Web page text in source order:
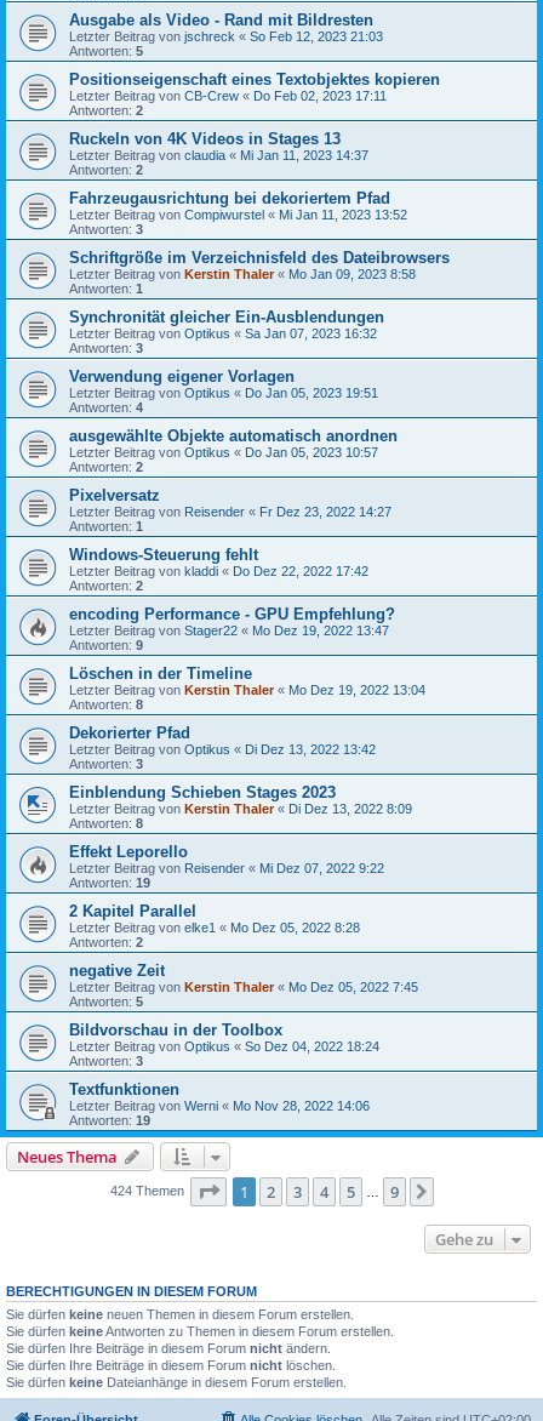
Ausgabe als Video - Rand mit Bildresten
Letzter Beitrag von jschreck « So Feb 12, 2023 21:03
Antworten: 5
Positionseigenschaft eines Textobjektes kopieren
Letzter Beitrag von CB-Crew « Do Feb 02, 2023 17:11
Antworten: 2
Ruckeln von 4K Videos in Stages 13
Letzter Beitrag von claudia « Mi Jan 11, 2023 14:37
Antworten: 2
Fahrzeugausrichtung bei dekoriertem Pfad
Letzter Beitrag von Compiwurstel « Mi Jan 11, 2023 13:52
Antworten: 3
Schriftgröße im Verzeichnisfeld des Dateibrowsers
Letzter Beitrag von Kerstin Thaler« Mo Jan 09, 2023 8:58
Antworten: 1
Synchronität gleicher Ein-Ausblendungen
Letzter Beitrag von Optikus « Sa Jan 07, 2023 16:32
Antworten: 3
Verwendung eigener Vorlagen
Letzter Beitrag von Optikus « Do Jan 05, 2023 19:51
Antworten: 4
ausgewählte Objekte automatisch anordnen
Letzter Beitrag von Optikus « Do Jan 05, 2023 10:57
Antworten: 2
Pixelversatz
Letzter Beitrag von Reisender « Fr Dez 23, 2022 14:27
Antworten: 1
Windows-Steuerung fehlt
Letzter Beitrag von kladdi « Do Dez 22, 2022 17:42
Antworten: 2
encoding Performance - GPU Empfehlung?
Letzter Beitrag von Stager22 « Mo Dez 19, 2022 13:47
Antworten: 9
Löschen in der Timeline
Letzter Beitrag von Kerstin Thaler« Mo Dez 19, 2022 13:04
Antworten: 8
Dekorierter Pfad
Letzter Beitrag von Optikus « Di Dez 13, 2022 13:42
Antworten: 3
Einblendung Schieben Stages 2023
Letzter Beitrag von Kerstin Thaler« Di Dez 13, 2022 8:09
Antworten: 8
Effekt Leporello
Letzter Beitrag von Reisender « Mi Dez 07, 2022 9:22
Antworten: 19
2 Kapitel Parallel
Letzter Beitrag von elke1 « Mo Dez 05, 2022 8:28
Antworten: 2
negative Zeit
Letzter Beitrag von Kerstin Thaler« Mo Dez 05, 2022 7:45
Antworten: 5
Bildvorschau in der Toolbox
Letzter Beitrag von Optikus « So Dez 04, 2022 18:24
Antworten: 3
Textfunktionen
Letzter Beitrag von Werni « Mo Nov 28, 2022 14:06
Antworten: 19
Neues Thema
424 Themen Seite 1von
1 2 3 4 5 9
Gehe zu
BERECHTIGUNGEN IN DIESEM FORUM
Sie dürfen keine neuen Themen in diesem Forum erstellen.
Sie dürfen keineAntworten zu Themen in diesem Forum erstellen.
Sie dürfen Ihre Beiträge in diesem Forum nicht ändern.
Sie dürfen Ihre Beiträge in diesem Forum nicht löschen.
Sie dürfen keine Dateianhänge in diesem Forum erstellen.